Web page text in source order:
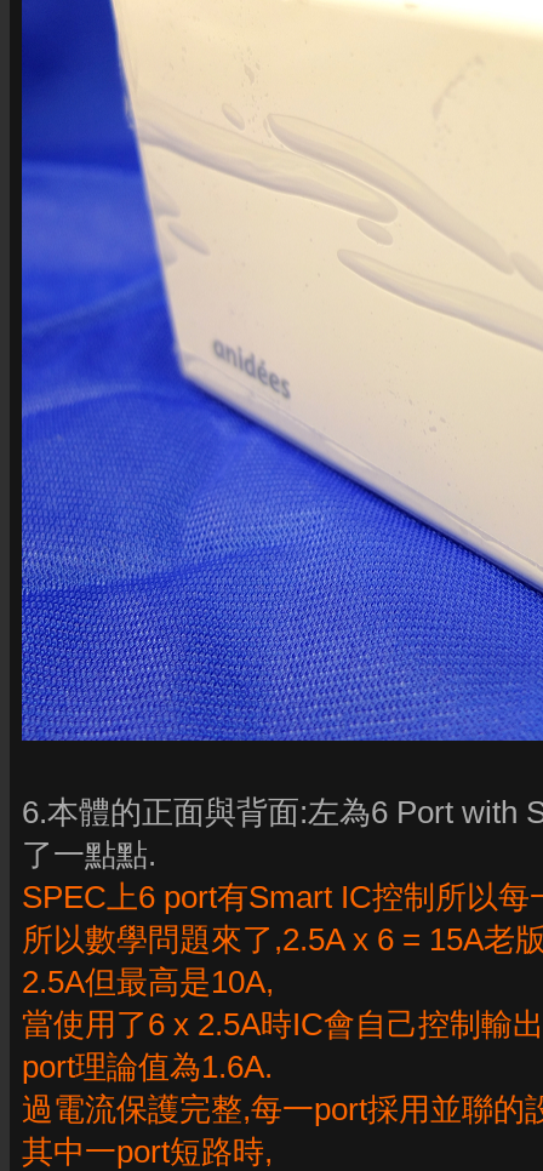
6.本體的正面與背面:左為6 Port with
了一點點.
SPEC上6 port有Smart IC控制所以
所以數學問題來了,2.5A x 6 = 15A老
2.5A但最高是10A,
當使用了6 x 2.5A時IC會自己控制輸
port理論值為1.6A.
過電流保護完整,每一port採用並聯的
其中一port短路時,